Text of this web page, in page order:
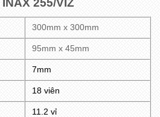
255/VIZ
300mm x 300mm
95mm x 45mm
7mm
18 viên
11.2 vỉ